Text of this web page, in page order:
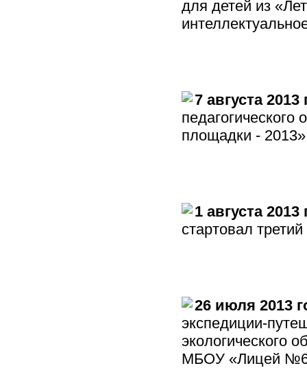
для детей из
7 августа 2013
площадки -
1 августа 2013
стартовал
26 июля 2013
экспедиции-
экологического
МБОУ «Лицей